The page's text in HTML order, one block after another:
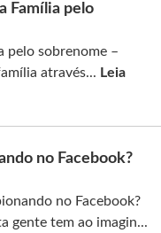
Família pelo
pelo sobrenome –
através... Leia
no Facebook?
no Facebook?
gente tem ao imagin...